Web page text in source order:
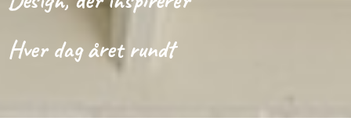
Hver dag året rundt